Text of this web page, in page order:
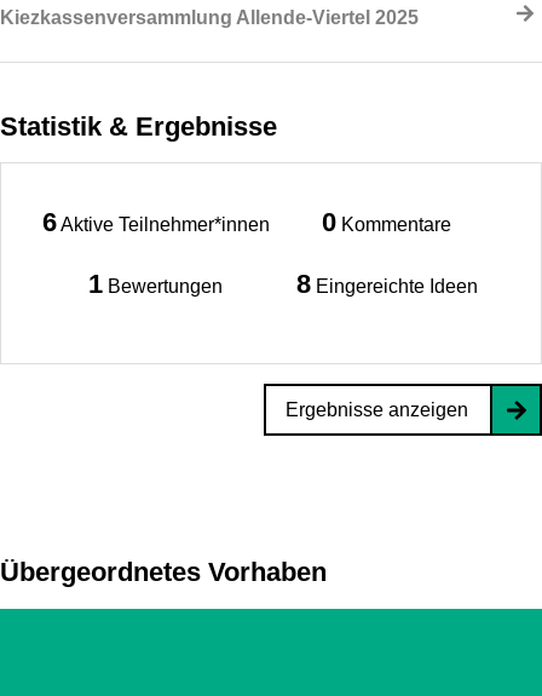
Kiezkassenversammlung Allende-Viertel 2025
Statistik & Ergebnisse
6 Aktive Teilnehmer*innen 0 Kommentare
1 Bewertungen 8 Eingereichte Ideen
Ergebnisse anzeigen
Übergeordnetes Vorhaben